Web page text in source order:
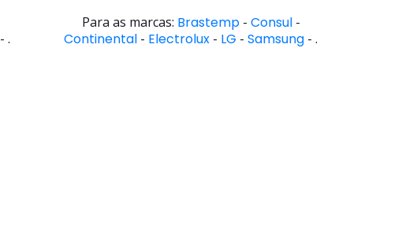
- .
Para as marcas: Brastemp- Consul-
Continental - Electrolux - LG - Samsung - .